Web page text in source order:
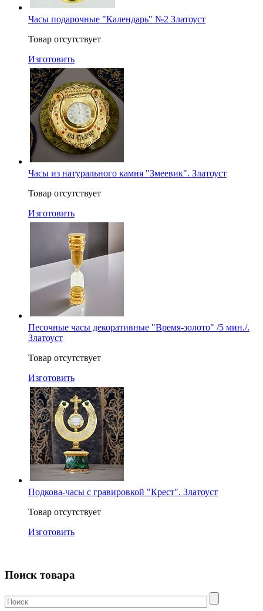
Часы подарочные "Календарь" №2 Златоуст
Товар отсутствует
Изготовить
Часы из натурального камня "Змеевик". Златоуст
Товар отсутствует
Изготовить
Песочные часы декоративные "Время-золото" /5 мин./.
Златоуст
Товар отсутствует
Изготовить
Подкова-часы с гравировкой "Крест". Златоуст
Товар отсутствует
Изготовить
Поиск товара